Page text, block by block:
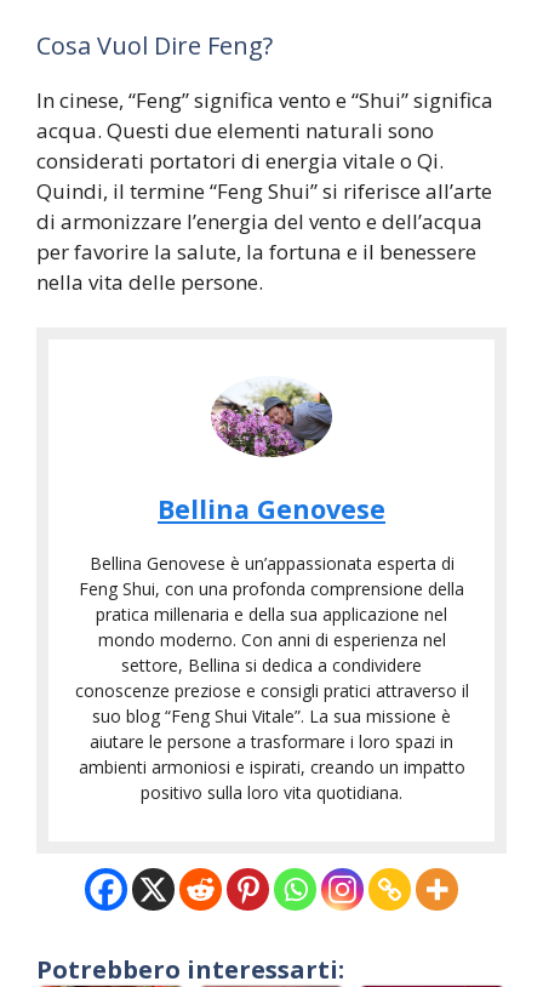
Cosa Vuol Dire Feng?
In cinese, “Feng” significa vento e “Shui” significa
acqua. Questi due elementi naturali sono
considerati portatori di energia vitale o Qi.
Quindi, il termine “Feng Shui” si riferisce all’arte
di armonizzare l’energia del vento e dell’acqua
per favorire la salute, la fortuna e il benessere
nella vita delle persone.
Bellina Genovese
Bellina Genovese è un’appassionata esperta di
Feng Shui, con una profonda comprensione della
pratica millenaria e della sua applicazione nel
mondo moderno. Con anni di esperienza nel
settore, Bellina si dedica a condividere
conoscenze preziose e consigli pratici attraverso il
suo blog “Feng Shui Vitale”. La sua missione è
aiutare le persone a trasformare i loro spazi in
ambienti armoniosi e ispirati, creando un impatto
positivo sulla loro vita quotidiana.
Potrebbero interessarti: